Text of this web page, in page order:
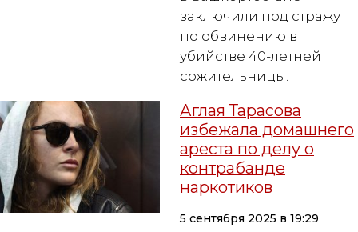
заключили под стражу
по обвинению в
убийстве 40-летней
сожительницы.
Аглая Тарасова
избежала домашнего
ареста по делу о
контрабанде
наркотиков
5 сентября 2025 в 19:29